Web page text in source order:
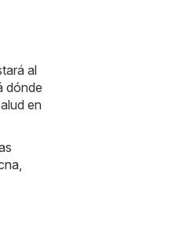
al
dónde
en
,